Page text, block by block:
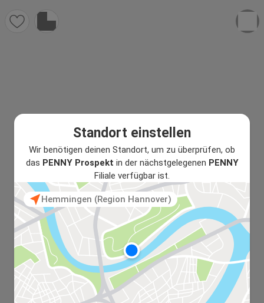
Standort einstellen
Wir benötigen deinen Standort, um zu überprüfen, ob
das PENNY Prospekt in der nächstgelegenen PENNY
Filiale verfügbar ist.
Hemmingen (Region Hannover)